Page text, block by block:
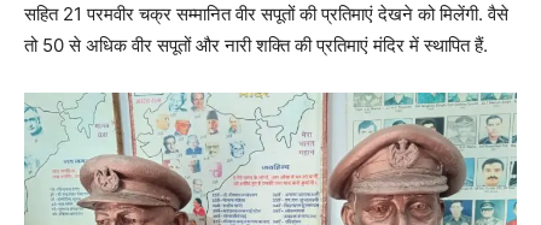
सहित 21 परमवीर चक्र सम्मानित वीर सपूतों की प्रतिमाएं देखने को मिलेंगी. वैसे
तो 50 से अधिक वीर सपूतों और नारी शक्ति की प्रतिमाएं मंदिर में स्थापित हैं.